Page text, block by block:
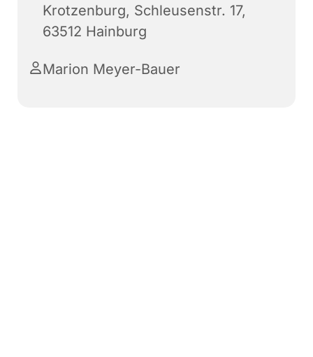
Krotzenburg, Schleusenstr. 17,
63512 Hainburg
Marion Meyer-Bauer